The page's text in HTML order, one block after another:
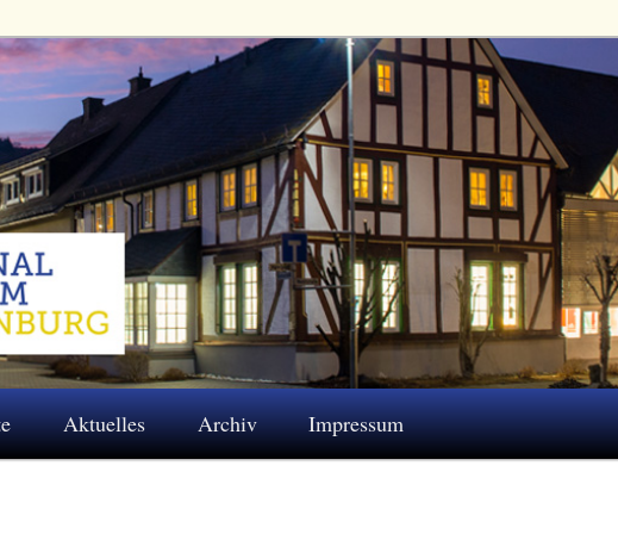
Eschenburg e.V.
Aktuelles Archiv Impressum